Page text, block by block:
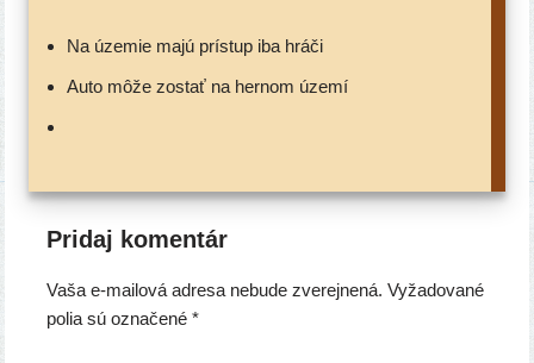
na úze­mie majú prí­stup iba hráči
auto môže zostať na her­nom území
Pridaj komentár
Vaša e-mailová adresa nebude zverejnená. Vyžadované
polia sú označené*